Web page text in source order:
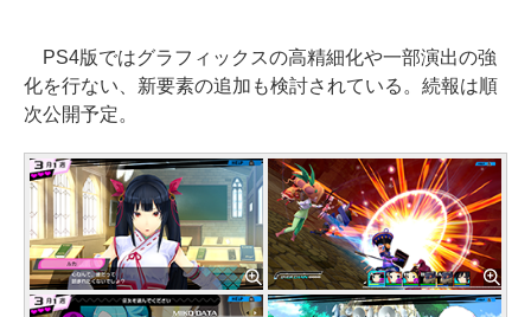
PS4版ではグラフィックスの高精細化や一部演出の強
化を行ない、新要素の追加も検討されている。続報は順
次公開予定。